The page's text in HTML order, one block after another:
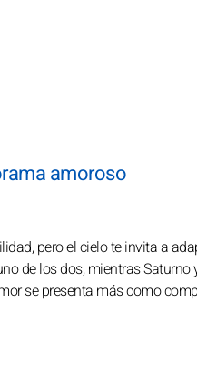
amoroso
pero el cielo te invita a
de los dos, mientras
se presenta más como